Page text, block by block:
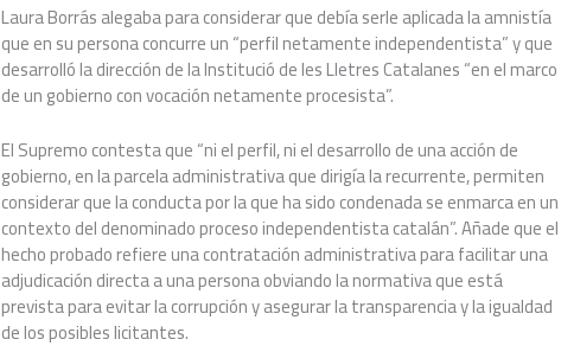
Laura Borrás alegaba para considerar que debía serle aplicada la amnistía
que en su persona concurre un “perfil netamente independentista” y que
desarrolló la dirección de la Institució de les Lletres Catalanes “en el marco
de un gobierno con vocación netamente procesista”.
El Supremo contesta que “ni el perfil, ni el desarrollo de una acción de
gobierno, en la parcela administrativa que dirigía la recurrente, permiten
considerar que la conducta por la que ha sido condenada se enmarca en un
contexto del denominado proceso independentista catalán”. Añade que el
hecho probado refiere una contratación administrativa para facilitar una
adjudicación directa a una persona obviando la normativa que está
prevista para evitar la corrupción y asegurar la transparencia y la igualdad
de los posibles licitantes.